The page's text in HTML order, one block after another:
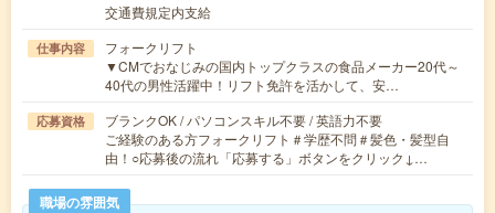
交通費規定内支給
仕事内容
フォークリフト
▼CMでおなじみの国内トップクラスの食品メーカー20代～
40代の男性活躍中！リフト免許を活かして、安…
応募資格
ブランクOK / パソコンスキル不要 / 英語力不要
ご経験のある方フォークリフト＃学歴不問＃髪色・髪型自
由！○応募後の流れ「応募する」ボタンをクリック↓…
職場の雰囲気